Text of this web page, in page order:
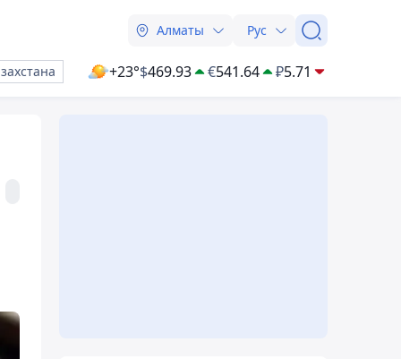
Алматы Рус
+23°$469.93 €541.64 ₽5.71